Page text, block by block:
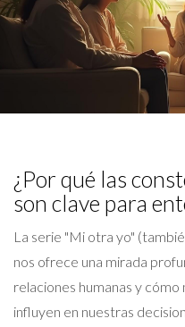
¿Por qué las
son clave para
La serie "Mi otra yo"
nos ofrece una mirada
relaciones humanas y
influyen en nuestras